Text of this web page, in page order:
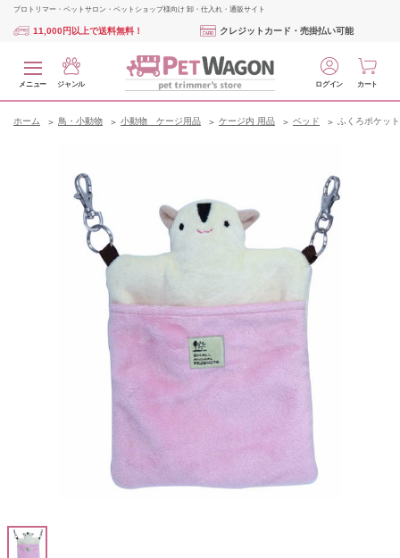
プロトリマー・ペットサロン・ペットショップ様向け 卸・仕入れ・通販サイト
11,000円以上で送料無料！ クレジットカード・売掛払い可能
メニュー ジャンル ログイン カート
ホーム 鳥・小動物 小動物 ケージ用品 ケージ内 用品 ベッド ふくろポケッ